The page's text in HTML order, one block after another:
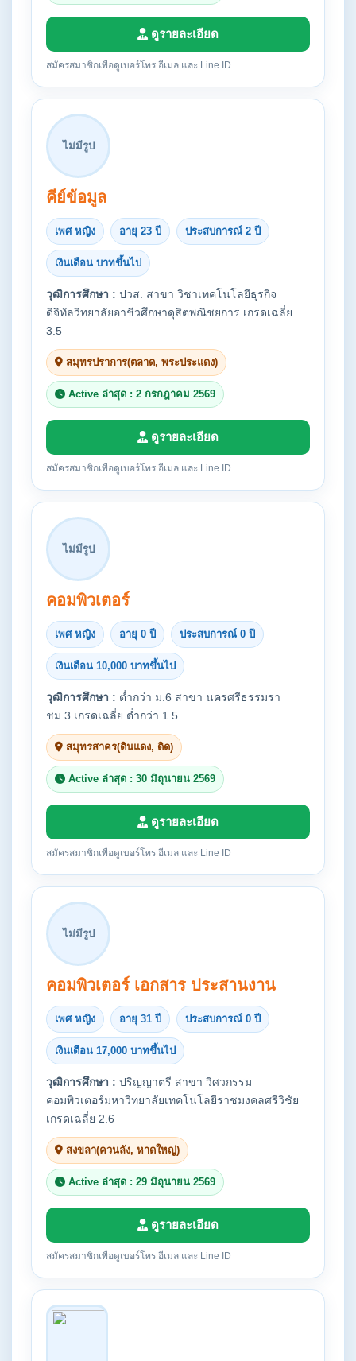
ดูรายละเอียด
สมัครสมาชิกเพื่อดูเบอร์โทร อีเมล และ Line ID
ไม่มีรูป
คีย์ข้อมูล
เพศ หญิง อายุ 23 ปี ประสบการณ์ 2 ปี
เงินเดือน บาทขึ้นไป
วุฒิการศึกษา : ปวส. สาขา วิชาเทคโนโลยีธุรกิจ
ดิจิทัลวิทยาลัยอาชีวศึกษาดุสิตพณิชยการ เกรดเฉลี่ย
3.5
สมุทรปราการ(ตลาด, พระประแดง)
Active ล่าสุด : 2 กรกฎาคม 2569
ดูรายละเอียด
สมัครสมาชิกเพื่อดูเบอร์โทร อีเมล และ Line ID
ไม่มีรูป
คอมพิวเตอร์
เพศ หญิง อายุ 0 ปี ประสบการณ์ 0 ปี
เงินเดือน 10,000 บาทขึ้นไป
วุฒิการศึกษา : ต่ำกว่า ม.6 สาขา นครศรีธรรมรา
ชม.3 เกรดเฉลี่ย ต่ำกว่า 1.5
สมุทรสาคร(ดินแดง, ดิด)
Active ล่าสุด : 30 มิถุนายน 2569
ดูรายละเอียด
สมัครสมาชิกเพื่อดูเบอร์โทร อีเมล และ Line ID
ไม่มีรูป
คอมพิวเตอร์ เอกสาร ประสานงาน
เพศ หญิง อายุ 31 ปี ประสบการณ์ 0 ปี
เงินเดือน 17,000 บาทขึ้นไป
วุฒิการศึกษา : ปริญญาตรี สาขา วิศวกรรม
คอมพิวเตอร์มหาวิทยาลัยเทคโนโลยีราชมงคลศรีวิชัย
เกรดเฉลี่ย 2.6
สงขลา(ควนลัง, หาดใหญ่)
Active ล่าสุด : 29 มิถุนายน 2569
ดูรายละเอียด
สมัครสมาชิกเพื่อดูเบอร์โทร อีเมล และ Line ID